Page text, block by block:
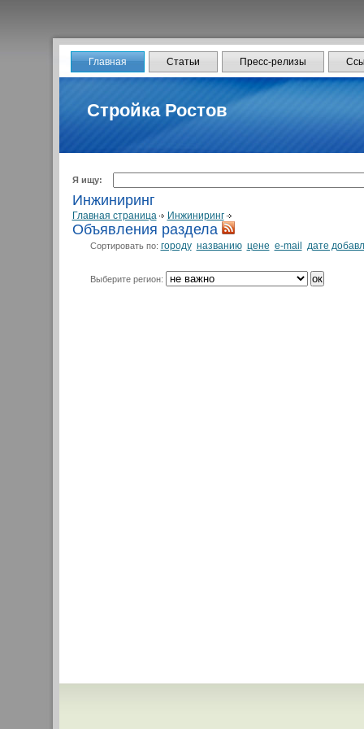
Главная Статьи Пресс-релизы
Стройка Ростов
Я ищу:
Инжиниринг
Главная страница Инжиниринг
Объявления раздела
Сортировать по: городу названию цене e-mail дате
Выберите регион: